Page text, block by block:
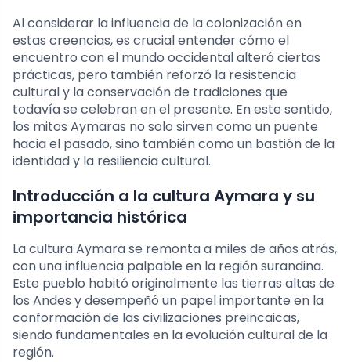
Al considerar la influencia de la colonización en
estas creencias, es crucial entender cómo el
encuentro con el mundo occidental alteró ciertas
prácticas, pero también reforzó la resistencia
cultural y la conservación de tradiciones que
todavía se celebran en el presente. En este sentido,
los mitos Aymaras no solo sirven como un puente
hacia el pasado, sino también como un bastión de la
identidad y la resiliencia cultural.
Introducción a la cultura Aymara y su
importancia histórica
La cultura Aymara se remonta a miles de años atrás,
con una influencia palpable en la región surandina.
Este pueblo habitó originalmente las tierras altas de
los Andes y desempeñó un papel importante en la
conformación de las civilizaciones preincaicas,
siendo fundamentales en la evolución cultural de la
región.